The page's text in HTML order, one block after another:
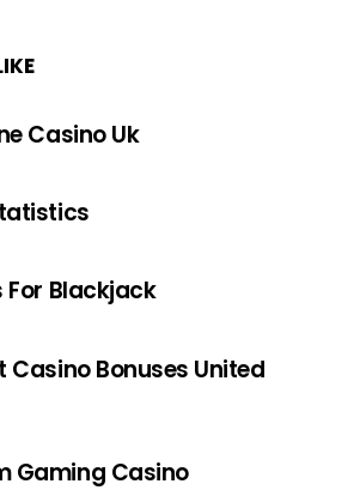
Casino Uk
For Blackjack
Casino Bonuses United
Gaming Casino